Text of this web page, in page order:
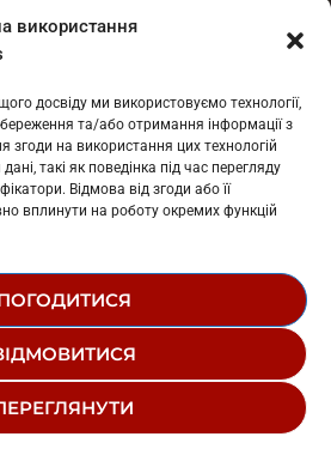
використання
досвіду ми використовуємо технології,
та/або отримання інформації з
на використання цих технологій
такі як поведінка під час перегляду
Відмова від згоди або її
вплинути на роботу окремих функцій
ПОЛЮС»